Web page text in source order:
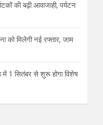
की बढ़ी आवाजाही, पर्यटन
को मिलेगी नई रफ्तार, जाम
1 सितंबर से शुरू होगा विशेष